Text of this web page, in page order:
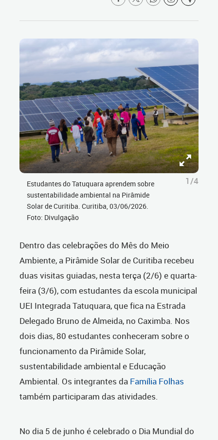
Estudantes do Tatuquara aprendem sobre
sustentabilidade ambiental na Pirâmide
Solar de Curitiba. Curitiba, 03/06/2026.
Foto: Divulgação
1/4
Dentro das celebrações do Mês do Meio
Ambiente, a Pirâmide Solar de Curitiba recebeu
duas visitas guiadas, nesta terça (2/6) e quarta-
feira (3/6), com estudantes da escola municipal
UEI Integrada Tatuquara, que fica na Estrada
Delegado Bruno de Almeida, no Caximba. Nos
dois dias, 80 estudantes conheceram sobre o
funcionamento da Pirâmide Solar,
sustentabilidade ambiental e Educação
Ambiental. Os integrantes da Família Folhas
também participaram das atividades.
No dia 5 de junho é celebrado o Dia Mundial do